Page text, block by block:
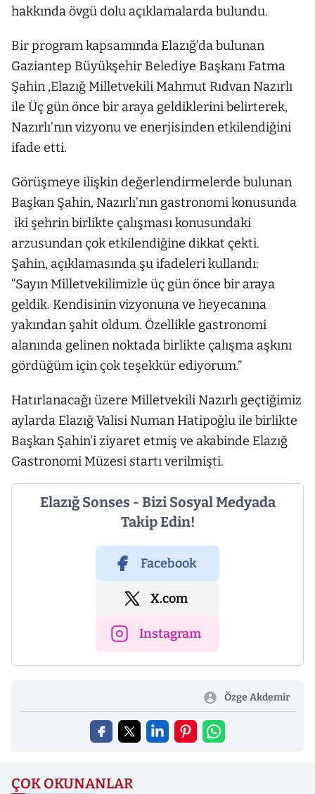
hakkında övgü dolu açıklamalarda bulundu.
Bir program kapsamında Elazığ'da bulunan
Gaziantep Büyükşehir Belediye Başkanı Fatma
Şahin ,Elazığ Milletvekili Mahmut Rıdvan Nazırlı
ile Üç gün önce bir araya geldiklerini belirterek,
Nazırlı’nın vizyonu ve enerjisinden etkilendiğini
ifade etti.
Görüşmeye ilişkin değerlendirmelerde bulunan
Başkan Şahin, Nazırlı’nın gastronomi konusunda
iki şehrin birlikte çalışması konusundaki
arzusundan çok etkilendiğine dikkat çekti.
Şahin, açıklamasında şu ifadeleri kullandı:
“Sayın Milletvekilimizle üç gün önce bir araya
geldik. Kendisinin vizyonuna ve heyecanına
yakından şahit oldum. Özellikle gastronomi
alanında gelinen noktada birlikte çalışma aşkını
gördüğüm için çok teşekkür ediyorum.”
Hatırlanacağı üzere Milletvekili Nazırlı geçtiğimiz
aylarda Elazığ Valisi Numan Hatipoğlu ile birlikte
Başkan Şahin'i ziyaret etmiş ve akabinde Elazığ
Gastronomi Müzesi startı verilmişti.
Elazığ Sonses - Bizi Sosyal Medyada
Takip Edin!
Facebook
X.com
Instagram
Özge Akdemir
ÇOK OKUNANLAR